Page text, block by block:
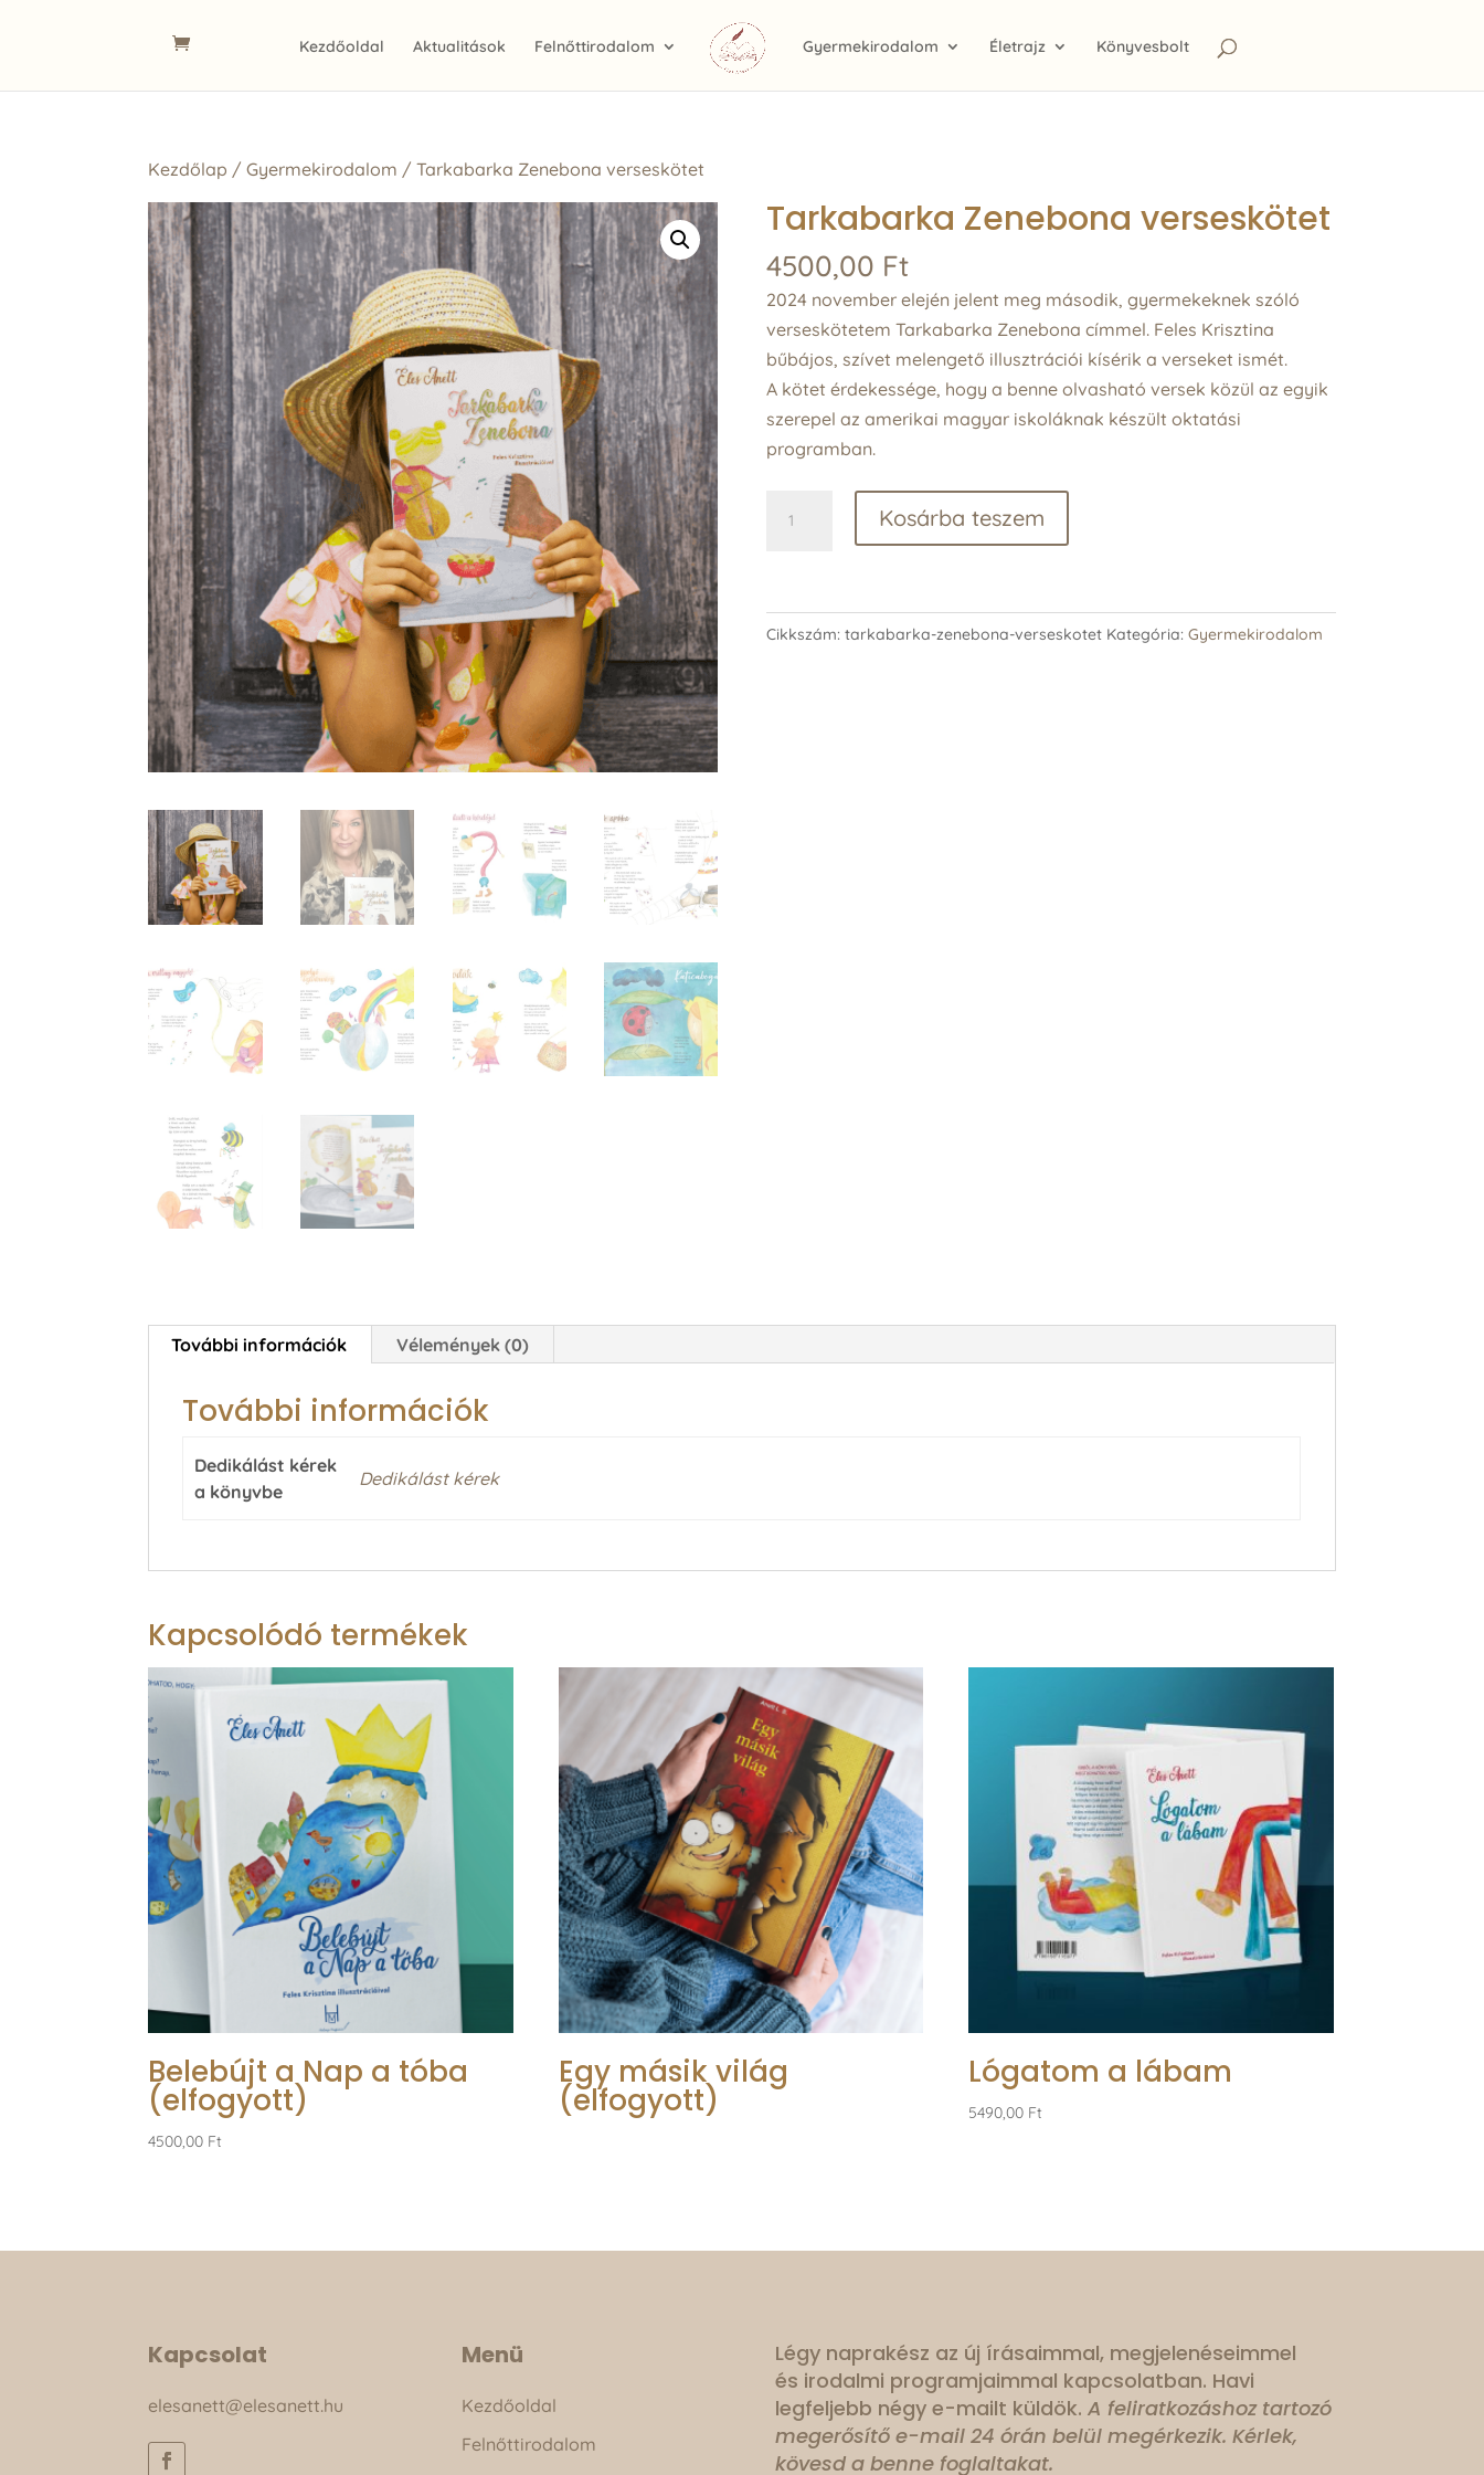
Kezdőoldal Aktualitások Felnőttirodalom Gyermekirodalom Életrajz Könyvesbolt
Kezdőlap /Gyermekirodalom / Tarkabarka Zenebona verseskötet
Tarkabarka Zenebona verseskötet
4500,00 Ft
2024 november elején jelent meg második, gyermekeknek szóló
verseskötetem Tarkabarka Zenebona címmel. Feles Krisztina
bűbájos, szívet melengető illusztrációi kísérik a verseket ismét.
A kötet érdekessége, hogy a benne olvasható versek közül az egyik
szerepel az amerikai magyar iskoláknak készült oktatási
programban.
Kosárba teszem
Cikkszám: tarkabarka-zenebona-verseskotet Kategória: Gyermekirodalom
További információk Vélemények (0)
További információk
Dedikálást kérek
a könyvbe
Dedikálást kérek
Kapcsolódó termékek
Belebújt a Nap a tóba
(elfogyott)
4500,00 Ft
Egy másik világ
(elfogyott)
Lógatom a lábam
5490,00 Ft
Kapcsolat
elesanett@elesanett.hu
Menü
Kezdőoldal
Felnőttirodalom
Légy naprakész az új írásaimmal, megjelenéseimmel
és irodalmi programjaimmal kapcsolatban. Havi
legfeljebb négy e-mailt küldök. A feliratkozáshoz tartozó
megerősítő e-mail 24 órán belül megérkezik. Kérlek,
kövesd a benne foglaltakat.